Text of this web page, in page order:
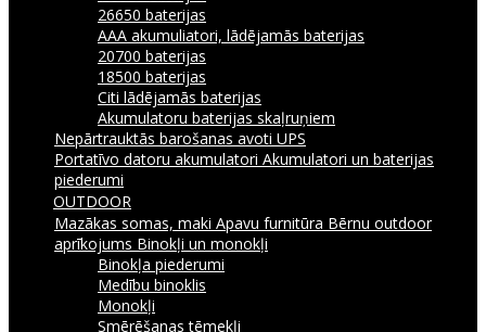
26650 baterijas
AAA akumuliatori, lādējamās baterijas
20700 baterijas
18500 baterijas
Citi lādējamās baterijas
Akumulatoru baterijas skaļruņiem
Nepārtrauktās barošanas avoti UPS
Portatīvo datoru akumulatori Akumulatori un baterijas
piederumi
OUTDOOR
Mazākas somas, maki Apavu furnitūra Bērnu outdoor
aprīkojums Binokļi un monokļi
Binokļa piederumi
Medību binoklis
Monokļi
Smērēšanas tēmekļi